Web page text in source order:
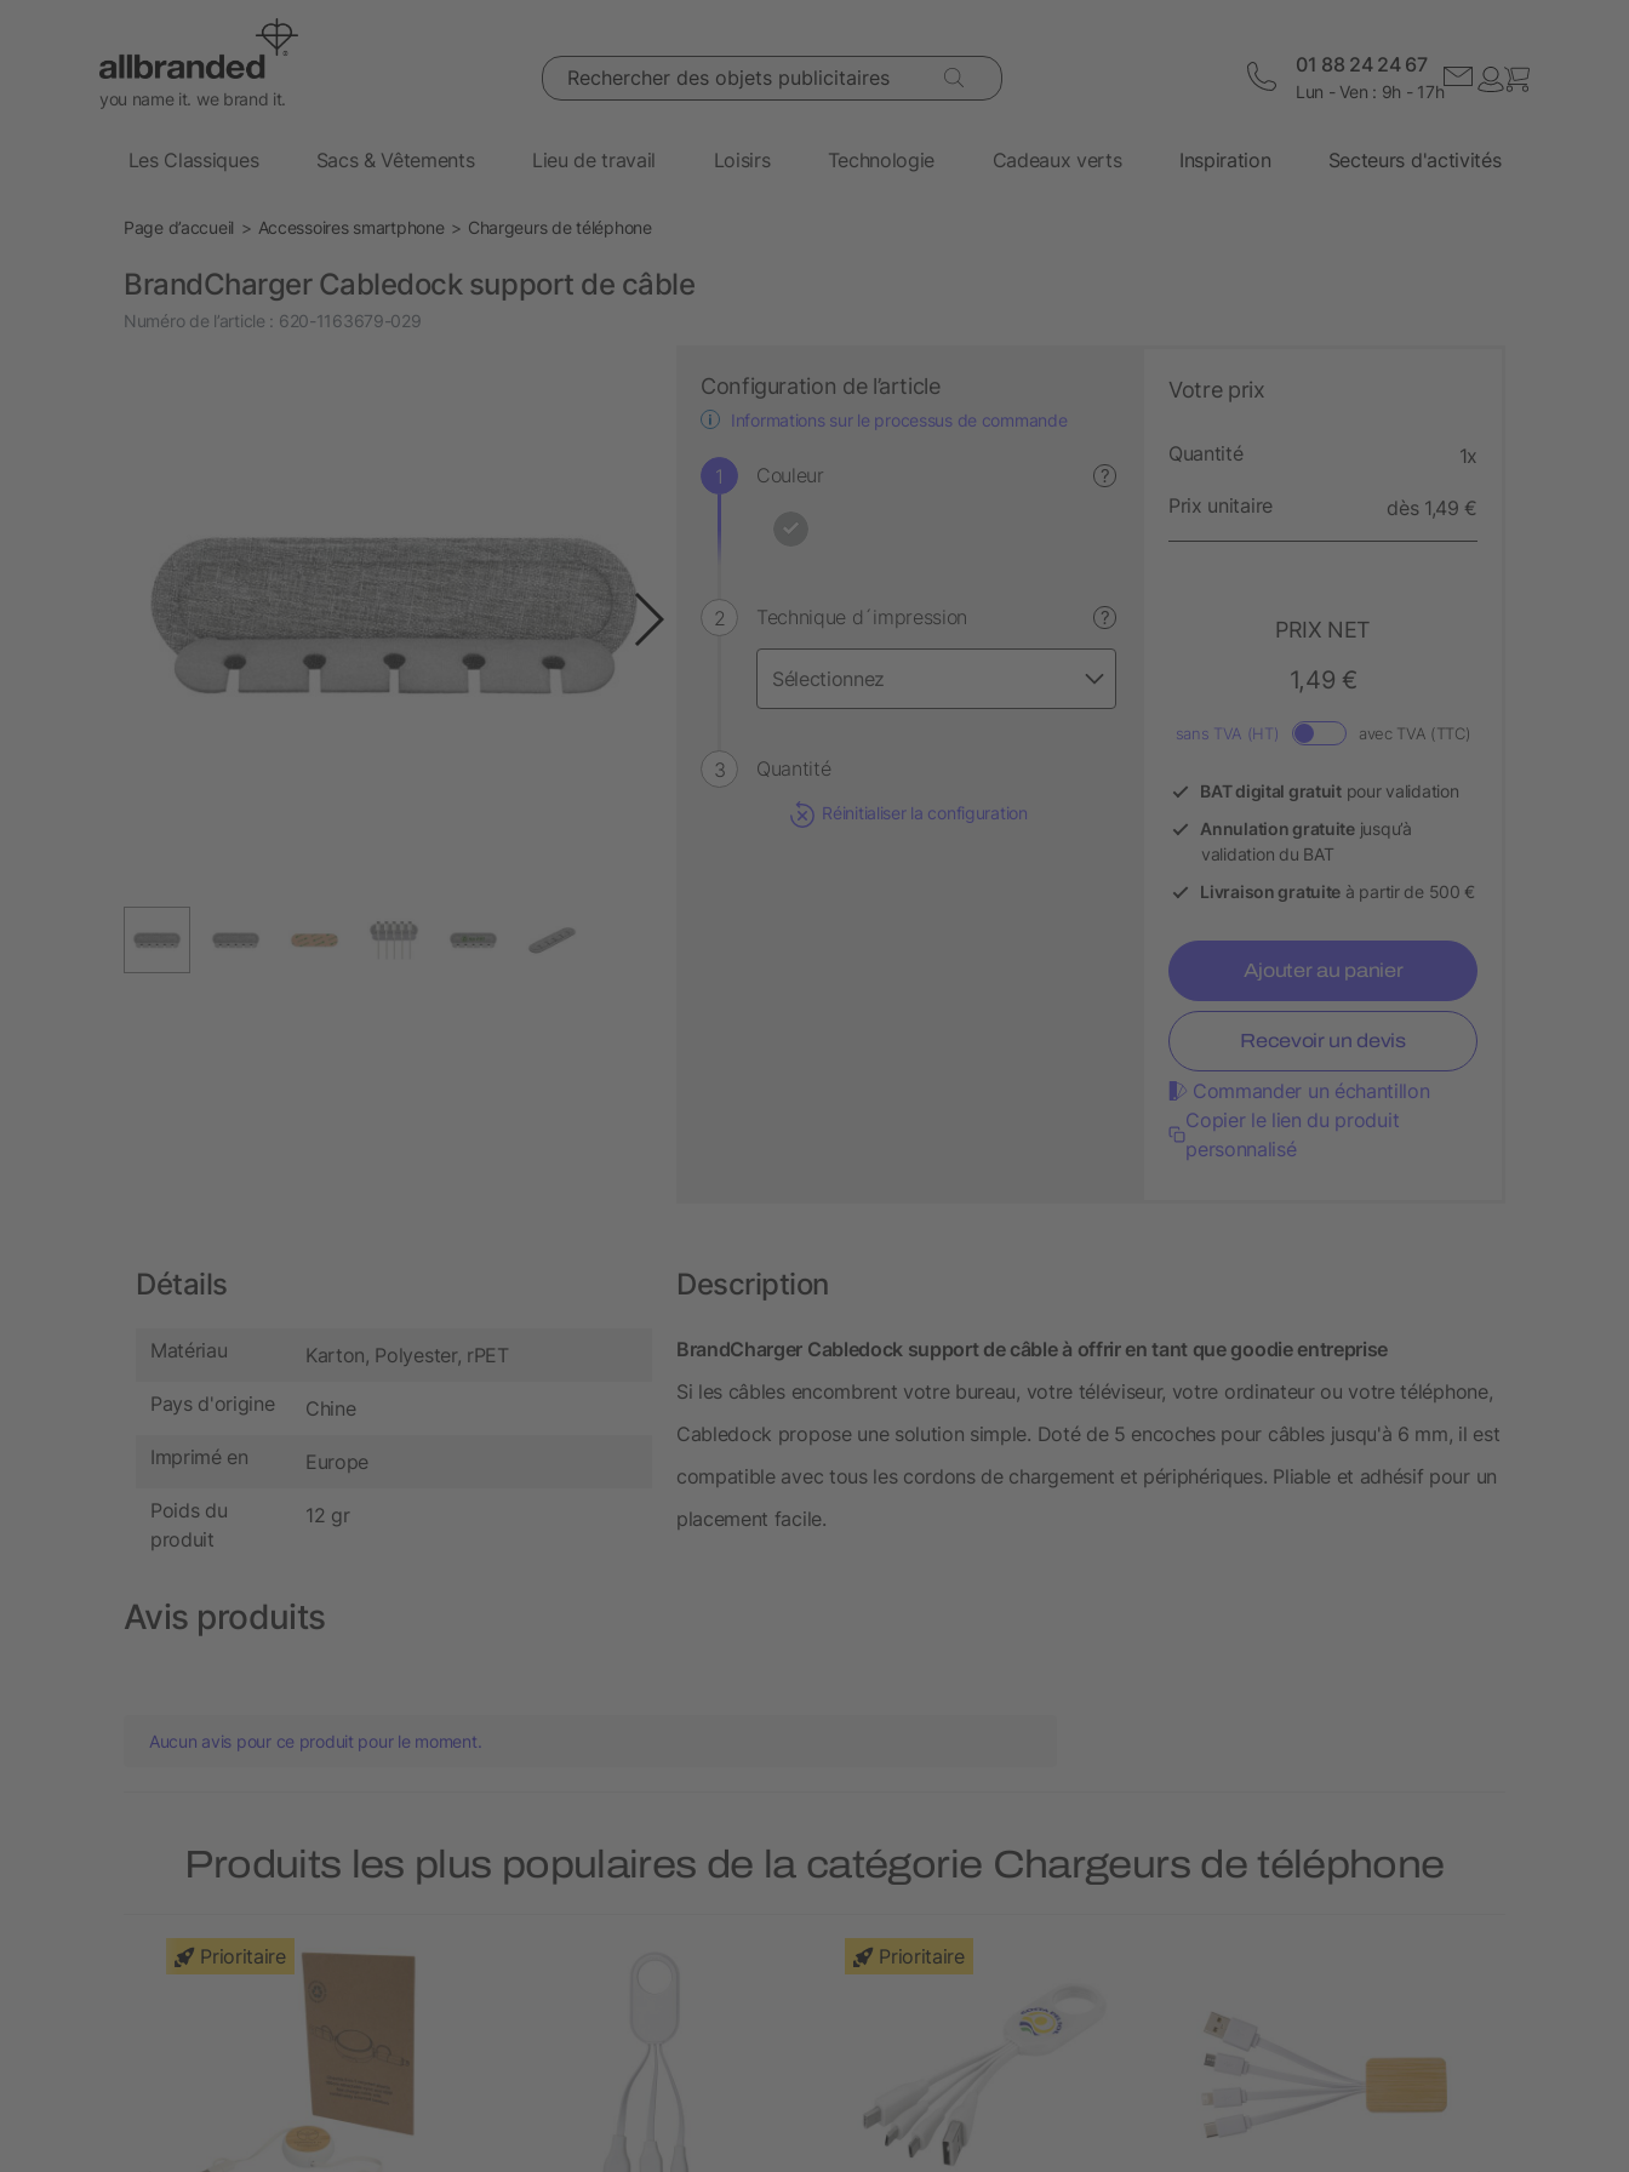
you name it. we brand it.
Rechercher des objets publicitaires 01 88 24 24 67
Lun - Ven : 9h - 17h
Les Classiques Sacs & Vêtements Lieu de travail Loisirs Technologie Cadeaux verts Inspiration Secteurs d'activités
Page d’accueil Accessoires smartphone Chargeurs de téléphone
BrandCharger Cabledock support de câble
Numéro de l’article : 620-1163679-029
Configuration de l’article
Informations sur le processus de commande
Couleur ?
Technique d´impression ?
Quantité
Réinitialiser la configuration
Votre prix
Quantité 1x
Prix unitaire dès 1,49 €
PRIX NET
1,49 €
sans TVA (HT) avec TVA (TTC)
BAT digital gratuitpour validation
Annulation gratuitejusqu’à
validation du BAT
Livraison gratuite à partir de 500 €
Ajouter au panier
Recevoir un devis
Commander un échantillon
Copier le lien du produit
personnalisé
Détails
Matériau Karton, Polyester, rPET
Pays d'origine Chine
Imprimé en Europe
Poids du
produit
12 gr
Description
BrandCharger Cabledock support de câble à offrir en tant que goodie entreprise
Si les câbles encombrent votre bureau, votre téléviseur, votre ordinateur ou votre téléphone,
Cabledock propose une solution simple. Doté de 5 encoches pour câbles jusqu'à 6 mm, il est
compatible avec tous les cordons de chargement et périphériques. Pliable et adhésif pour un
placement facile.
Avis produits
Aucun avis pour ce produit pour le moment.
Produits les plus populaires de la catégorie Chargeurs de téléphone
Prioritaire Prioritaire